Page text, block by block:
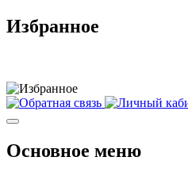
Избранное
Основное меню